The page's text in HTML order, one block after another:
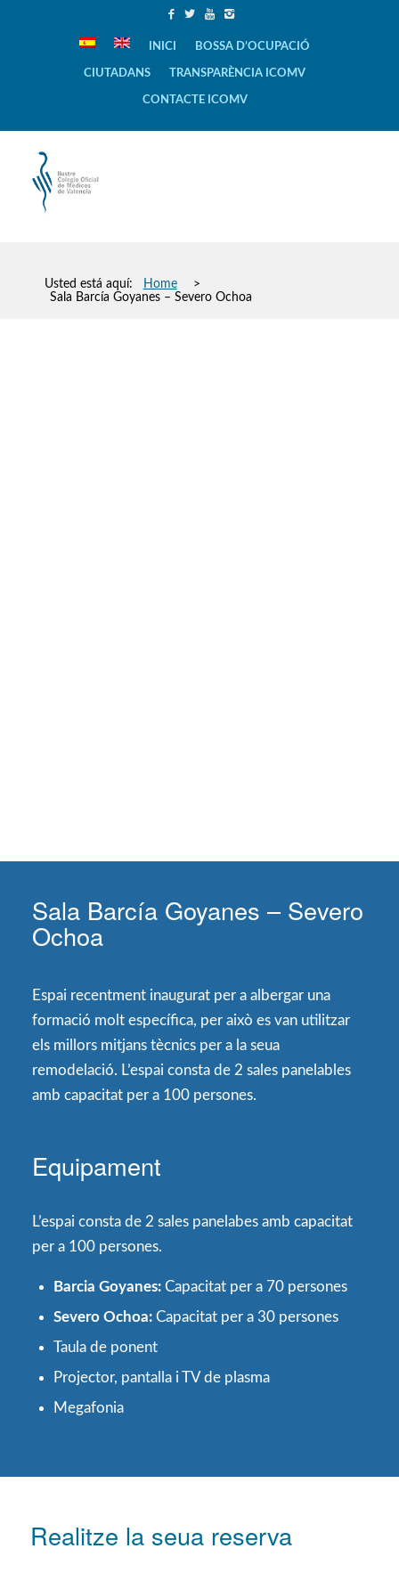
INICI BOSSA D’OCUPACIÓ
CIUTADANS TRANSPARÈNCIA ICOMV
CONTACTE ICOMV
Usted está aquí: Home
>
Sala Barcía Goyanes – Severo Ochoa
Sala Barcía Goyanes – Severo
Ochoa
Espai recentment inaugurat per a albergar una
formació molt específica, per això es van utilitzar
els millors mitjans tècnics per a la seua
remodelació. L’espai consta de 2 sales panelables
amb capacitat per a 100 persones.
Equipament
L’espai consta de 2 sales panelabes amb capacitat
per a 100 persones.
Barcia Goyanes:Capacitat per a 70 persones
Severo Ochoa:Capacitat per a 30 persones
Taula de ponent
Projector, pantalla i TV de plasma
Megafonia
Realitze la seua reserva